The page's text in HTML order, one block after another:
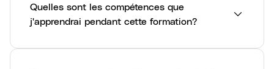
Quelles sont les compétences que
j'apprendrai pendant cette formation?